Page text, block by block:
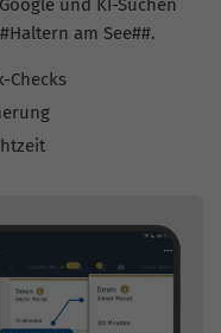
und KI-Suchen
am See##.
Checks